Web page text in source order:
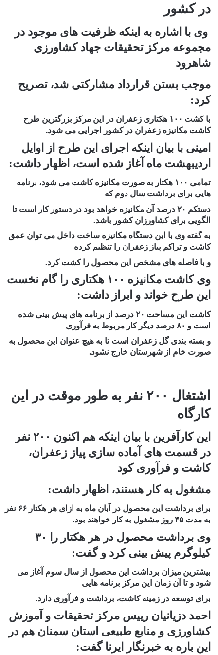
در کشور
وی با اشاره به اینکه ظرفیت های موجود در
مجموعه مرکز تحقیقات جهاد کشاورزی
شاهرود
موجب بستن قرارداد مشارکتی شد، تصریح
کرد:
با کشت ۱۰۰ هکتاری زعفران در این مرکز بزرگترین طرح
کاشت مکانیزه زعفران در کشور اجرایی می شود.
امینی با بیان اینکه اجرای این طرح از اوایل
اردیبهشت ماه آغاز شده است، اظهار داشت:
تمامی ۱۰۰ هکتار به صورت مکانیزه کاشت می شود، برنامه
هایی برای برداشت سال دوم که
دستکم ۲۰ درصد آن مکانیزه خواهد بود در دستور کار است تا
الگویی برای کشاورزان کشور باشد.
به گفته وی با این دستگاه مکانیزه ساخت داخل می توان عمق
کاشت و تراکم پیاز زعفران را تنظیم کرده
و با فاصله های مشخص این محصول را کشت کرد.
وی کاشت مکانیزه ۱۰۰ هکتاری را گام نخست
این طرح خواند و ابراز داشت:
کاشت این مساحت ۲۰ درصد از برنامه های پیش بینی شده
است و ۸۰ درصد دیگر کار مربوط به فرآوری
و بسته بندی گل زعفران است تا به هیچ عنوان این محصول به
صورت خام از شهرستان خارج نشود.
اشتغال ۲۰۰ نفر به طور موقت در این
کارگاه
این کارآفرین با بیان اینکه هم اکنون ۲۰۰ نفر
در قسمت های آماده سازی پیاز زعفران،
کاشت و فرآوری کود
مشغول به کار هستند، اظهار داشت:
برای برداشت این محصول در آبان ماه به ازای هر هکتار ۶۶ نفر
به مدت ۴۵ روز مشغول به کار خواهند بود.
وی برداشت محصول در هر هکتار را ۳۰
کیلوگرم پیش بینی کرد و گفت:
بیشترین میزان برداشت این محصول از سال سوم آغاز می
شود و تا آن زمان این مرکز برنامه هایی
برای توسعه در زمینه کاشت، برداشت و فرآوری دارد.
احمد دزیانیان رییس مرکز تحقیقات و آموزش
کشاورزی و منابع طبیعی استان سمنان هم در
این باره به خبرنگار ایرنا گفت: